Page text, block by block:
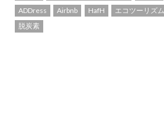
ADDress
Airbnb HafH エコツーリズム
脱炭素